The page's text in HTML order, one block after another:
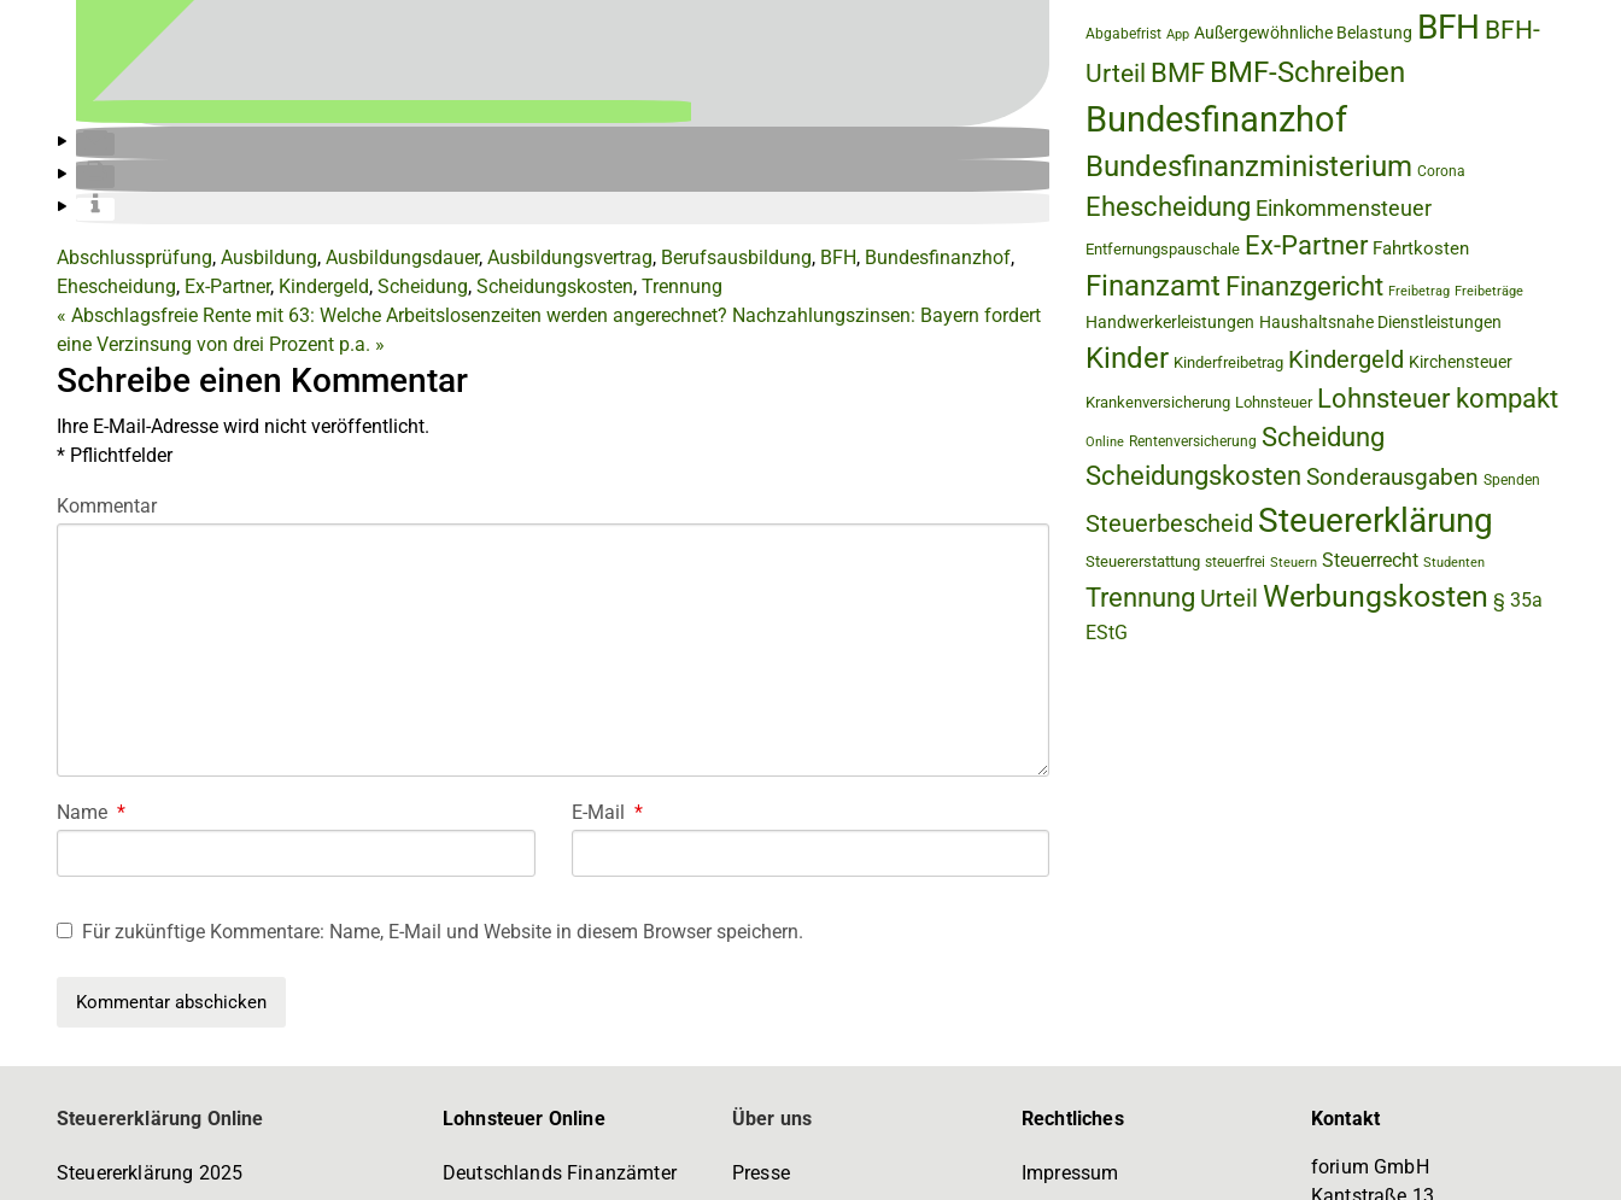
Abschlussprüfung, Ausbildung, Ausbildungsdauer, Ausbildungsvertrag, Berufsausbildung, BFH, Bundesfinanzhof,
Ehescheidung, Ex-Partner, Kindergeld, Scheidung, Scheidungskosten, Trennung
« Abschlagsfreie Rente mit 63: Welche Arbeitslosenzeiten werden angerechnet? Nachzahlungszinsen: Bayern fordert
eine Verzinsung von drei Prozent p.a. »
Schreibe einen Kommentar
Ihre E-Mail-Adresse wird nicht veröffentlicht.
* Pflichtfelder
Kommentar
Name * E-Mail *
Für zukünftige Kommentare: Name, E-Mail und Website in diesem Browser speichern.
Abgabefrist App Außergewöhnliche Belastung BFH BFH-
Urteil BMF BMF-Schreiben
Bundesfinanzhof
Bundesfinanzministerium Corona
Ehescheidung Einkommensteuer
Entfernungspauschale Ex-Partner Fahrtkosten
Finanzamt Finanzgericht Freibetrag Freibeträge
Handwerkerleistungen Haushaltsnahe Dienstleistungen
Kinder Kinderfreibetrag Kindergeld Kirchensteuer
Krankenversicherung Lohnsteuer Lohnsteuer kompakt
Online Rentenversicherung Scheidung
Scheidungskosten Sonderausgaben Spenden
Steuerbescheid Steuererklärung
Steuererstattung steuerfrei Steuern Steuerrecht Studenten
Trennung Urteil Werbungskosten § 35a
EStG
Steuererklärung Online
Steuererklärung 2025
Lohnsteuer Online
Deutschlands Finanzämter
Über uns
Presse
Rechtliches
Impressum
Kontakt
forium GmbH